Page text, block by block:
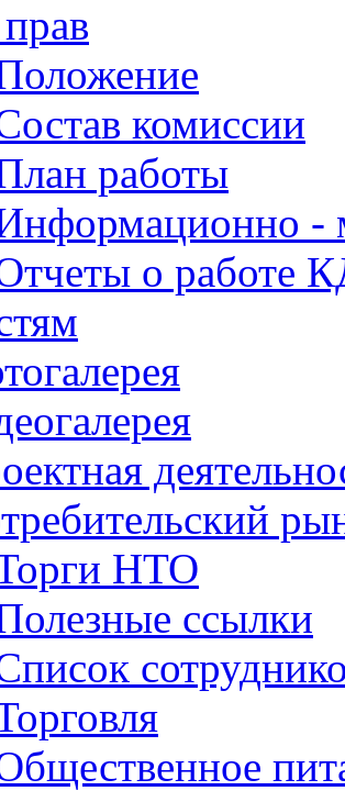
комиссии
работы
-
о работе
НТО
ссылки